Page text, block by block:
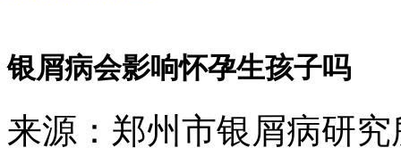
银屑病会影响怀孕生孩子吗
来源：郑州市银屑病研究